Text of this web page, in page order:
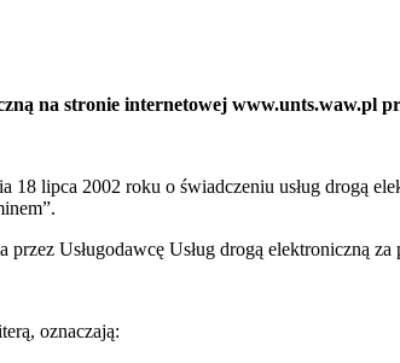
na stronie internetowej www.unts.waw.pl
18 lipca 2002 roku o świadczeniu usług drogą
przez Usługodawcę Usług drogą elektroniczną
oznaczają: